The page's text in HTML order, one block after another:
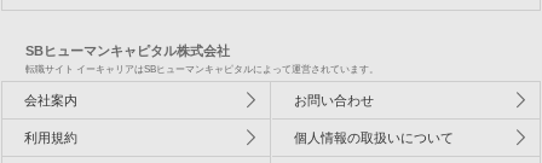
SBヒューマンキャピタル株式会社
転職サイト イーキャリアはSBヒューマンキャピタルによって運営されています。
会社案内 お問い合わせ
利用規約 個人情報の取扱いについて